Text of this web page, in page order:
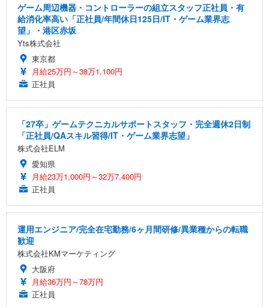
ゲーム周辺機器・コントローラーの組立スタッフ正社員・有
給消化率高い「正社員/年間休日125日/IT・ゲーム業界志
望」・港区赤坂
Yts株式会社
東京都
月給25万円～38万1,100円
正社員
「27卒」ゲームテクニカルサポートスタッフ・完全週休2日制
「正社員/QAスキル習得/IT・ゲーム業界志望」
株式会社ELM
愛知県
月給23万1,000円～32万7,400円
正社員
運用エンジニア/完全在宅勤務/6ヶ月間研修/異業種からの転職
歓迎
株式会社KMマーケティング
大阪府
月給36万円～78万円
正社員